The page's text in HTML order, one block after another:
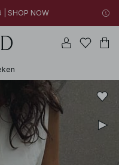
NOW
| SHOP NOW
NOW
| SHOP NOW